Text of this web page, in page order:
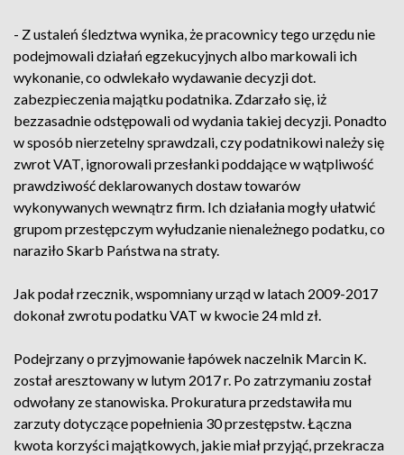
- Z ustaleń śledztwa wynika, że pracownicy tego urzędu nie
podejmowali działań egzekucyjnych albo markowali ich
wykonanie, co odwlekało wydawanie decyzji dot.
zabezpieczenia majątku podatnika. Zdarzało się, iż
bezzasadnie odstępowali od wydania takiej decyzji. Ponadto
w sposób nierzetelny sprawdzali, czy podatnikowi należy się
zwrot VAT, ignorowali przesłanki poddające w wątpliwość
prawdziwość deklarowanych dostaw towarów
wykonywanych wewnątrz firm. Ich działania mogły ułatwić
grupom przestępczym wyłudzanie nienależnego podatku, co
naraziło Skarb Państwa na straty.
Jak podał rzecznik, wspomniany urząd w latach 2009-2017
dokonał zwrotu podatku VAT w kwocie 24 mld zł.
Podejrzany o przyjmowanie łapówek naczelnik Marcin K.
został aresztowany w lutym 2017 r. Po zatrzymaniu został
odwołany ze stanowiska. Prokuratura przedstawiła mu
zarzuty dotyczące popełnienia 30 przestępstw. Łączna
kwota korzyści majątkowych, jakie miał przyjąć, przekracza